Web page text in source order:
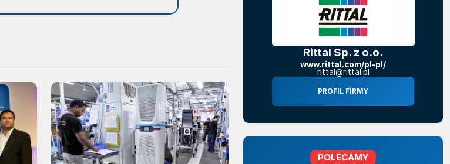
Rittal Sp. z o.o.
www.rittal.com/pl-pl/
rittal@rittal.pl
PROFIL FIRMY
POLECAMY